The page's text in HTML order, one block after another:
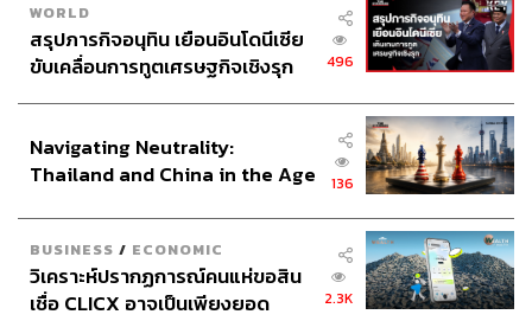
WORLD
สรุปภารกิจอนุทิน เยือนอินโดนีเซีย
ขับเคลื่อนการทูตเศรษฐกิจเชิงรุก
496
Navigating Neutrality:
Thailand and China in the Age
136
BUSINESS / ECONOMIC
วิเคราะห์ปรากฏการณ์คนแห่ขอสิน
เชื่อ CLICX อาจเป็นเพียงยอด
2.3K